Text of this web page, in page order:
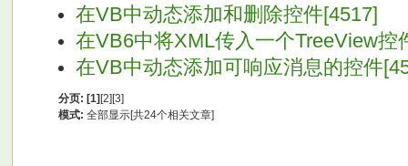
在VB中动态添加和删除控件[4517]
在VB6中将XML传入一个TreeView控
在VB中动态添加可响应消息的控件
分页: [1] [2] [3]
模式: 全部显示[共24个相关文章]